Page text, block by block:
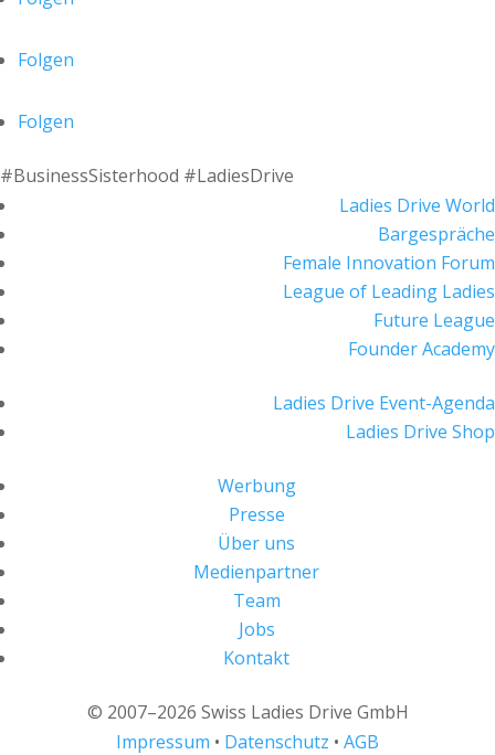
Folgen
Folgen
#BusinessSisterhood #LadiesDrive
Ladies Drive World
Bargespräche
Female Innovation Forum
League of Leading Ladies
Future League
Founder Academy
Ladies Drive Event-Agenda
Ladies Drive Shop
Werbung
Presse
Über uns
Medienpartner
Team
Jobs
Kontakt
© 2007–2026 Swiss Ladies Drive GmbH
Impressum • Datenschutz • AGB